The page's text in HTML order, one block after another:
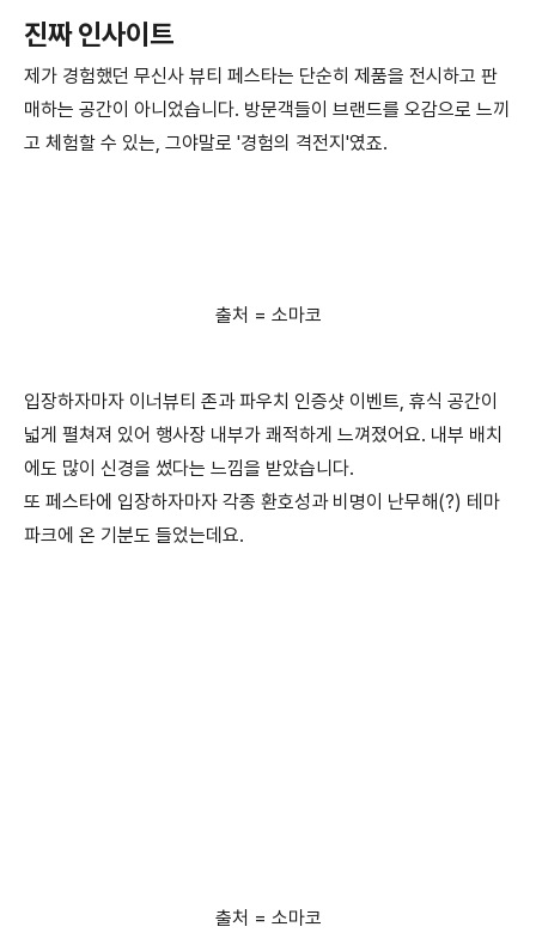
진짜 인사이트
제가 경험했던 무신사 뷰티 페스타는 단순히 제품을 전시하고 판
매하는 공간이 아니었습니다. 방문객들이 브랜드를 오감으로 느끼
고 체험할 수 있는, 그야말로 '경험의 격전지'였죠.
출처 = 소마코
입장하자마자 이너뷰티 존과 파우치 인증샷 이벤트, 휴식 공간이
넓게 펼쳐져 있어 행사장 내부가 쾌적하게 느껴졌어요. 내부 배치
에도 많이 신경을 썼다는 느낌을 받았습니다.
또 페스타에 입장하자마자 각종 환호성과 비명이 난무해(?) 테마
파크에 온 기분도 들었는데요.
출처 = 소마코